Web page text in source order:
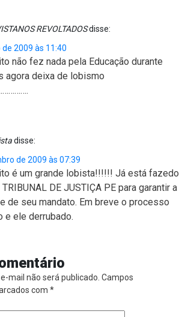
REVOLTADOSdisse:
2009 às 11:40
não fez nada pela Educação durante
agora deixa de lobismo
disse:
de 2009 às 07:39
é um grande lobista!!!!!! Já está fazedo
DE JUSTIÇA PE para garantir a
de seu mandato. Em breve o processo
e ele derrubado.
mail não será publicado. Campos
com *